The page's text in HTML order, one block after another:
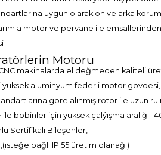
uygun olarak ön ve arka
motor ve pervane ile
Motoru
makinalarda el değmeden kaliteli
yüksek aluminyum federli motor gövdesi,
göre alınmış rotor ile uzun
F ile bobinler için yüksek çalýışma
Sertifikalı Bileşenler,
bağlı IP 55 üretim olanağı)